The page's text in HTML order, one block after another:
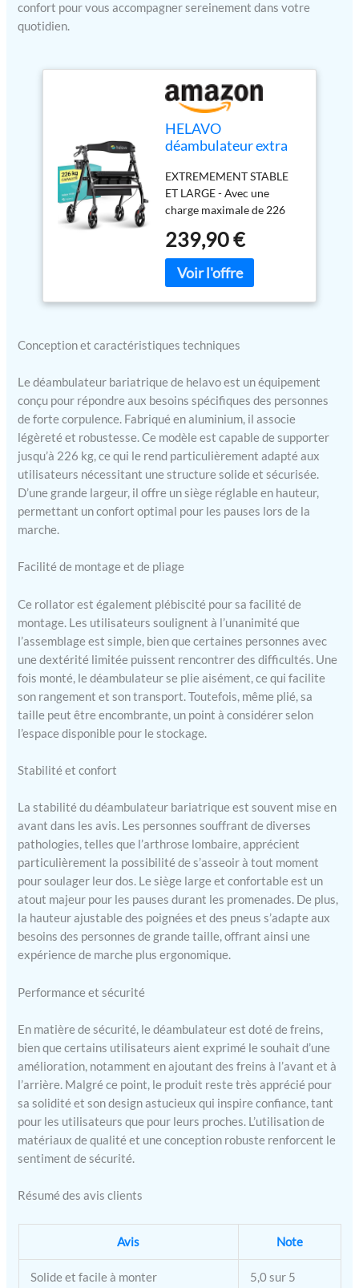
confort pour vous accompagner sereinement dans votre
quotidien.
HELAVO
déambulateur extra
réglable en hauteur -
Rollator pliable à 4
roues pour charges
lourdes en aluminium
- Supporte jusqu'à
226 kg
EXTREMEMENT STABLE
ET LARGE - Avec une
charge maximale de 226
Helavo est l'un des
déambulateurs en
aluminium les plus stables
spacieuse et la distance
cm. ADAPTABILITÉ
INDIVIDUELLE - En plus
des poignées réglables en
hauteur, l'assise et la
position du dossier de ce
déambulateur sont
également réglables en
hauteur. L'assise est
réglable en hauteur entre
entre 84 et 99 cm. PACK
déambulateur lourd est
équipé d'un dossier extra
large et rembourré, d'un
porte-canne, d'un
marchepied et de poignées
ergonomiques. Il dispose
également d'un panier de
transport très spacieux
sous l'assise. SÉCURITÉ
et un grand confort sur
toutes les surfaces. De
plus, le déambulateur
dispose d'un système de
freinage facile à utiliser
avec frein de
stationnement. GARANTIE
ET FACILITÉ DE MISE EN
PLACE - Tous nos
jusqu'à trois ans. Nous
offrons une assistance
24h/24 et 7j/7 et une
grande disponibilité des
pièces de rechange. Pour
faciliter le montage du
rollator, une description
239,90 €
Conception et caractéristiques techniques
Le déambulateur bariatrique de helavo est un équipement
conçu pour répondre aux besoins spécifiques des personnes
de forte corpulence. Fabriqué en aluminium, il associe
légèreté et robustesse. Ce modèle est capable de supporter
jusqu’à 226 kg, ce qui le rend particulièrement adapté aux
utilisateurs nécessitant une structure solide et sécurisée.
D’une grande largeur, il offre un siège réglable en hauteur,
permettant un confort optimal pour les pauses lors de la
marche.
Facilité de montage et de pliage
Ce rollator est également plébiscité pour sa facilité de
montage. Les utilisateurs soulignent à l’unanimité que
l’assemblage est simple, bien que certaines personnes avec
une dextérité limitée puissent rencontrer des difficultés. Une
fois monté, le déambulateur se plie aisément, ce qui facilite
son rangement et son transport. Toutefois, même plié, sa
taille peut être encombrante, un point à considérer selon
l’espace disponible pour le stockage.
Stabilité et confort
La stabilité du déambulateur bariatrique est souvent mise en
avant dans les avis. Les personnes souffrant de diverses
pathologies, telles que l’arthrose lombaire, apprécient
particulièrement la possibilité de s’asseoir à tout moment
pour soulager leur dos. Le siège large et confortable est un
atout majeur pour les pauses durant les promenades. De plus,
la hauteur ajustable des poignées et des pneus s’adapte aux
besoins des personnes de grande taille, offrant ainsi une
expérience de marche plus ergonomique.
Performance et sécurité
En matière de sécurité, le déambulateur est doté de freins,
bien que certains utilisateurs aient exprimé le souhait d’une
amélioration, notamment en ajoutant des freins à l’avant et à
l’arrière. Malgré ce point, le produit reste très apprécié pour
sa solidité et son design astucieux qui inspire confiance, tant
pour les utilisateurs que pour leurs proches. L’utilisation de
matériaux de qualité et une conception robuste renforcent le
sentiment de sécurité.
Résumé des avis clients
Avis Note
Solide et facile à monter 5,0 sur 5